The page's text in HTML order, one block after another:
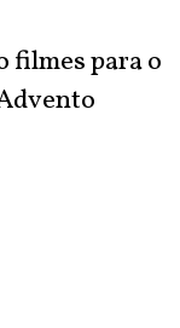
filmes para o